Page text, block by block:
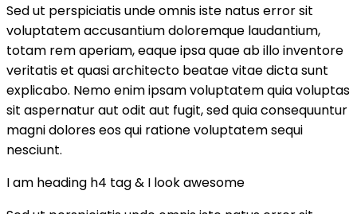
Sed ut perspiciatis unde omnis iste natus error sit
voluptatem accusantium doloremque laudantium,
totam rem aperiam, eaque ipsa quae ab illo inventore
veritatis et quasi architecto beatae vitae dicta sunt
explicabo. Nemo enim ipsam voluptatem quia voluptas
sit aspernatur aut odit aut fugit, sed quia consequuntur
magni dolores eos qui ratione voluptatem sequi
nesciunt.
I am heading h4 tag & I look awesome